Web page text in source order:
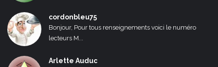
cordonbleu75
Bonjour, Pour tous renseignements voici le numéro
lecteurs M...
Arlette Auduc